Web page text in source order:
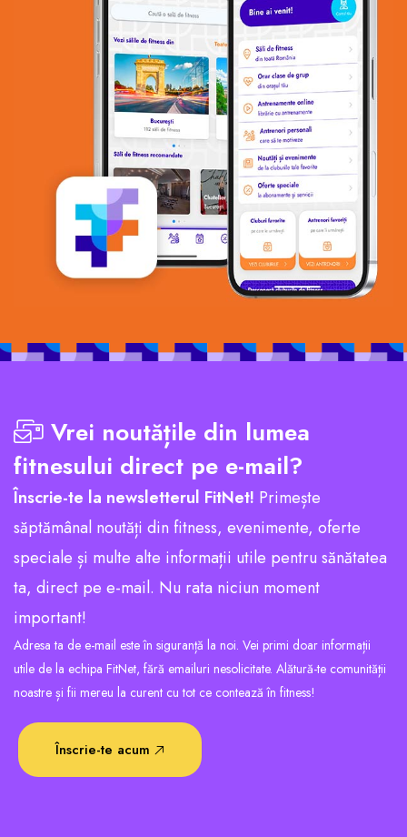
Vrei noutățile din lumea
fitnesului direct pe e-mail?
Înscrie-te la newsletterul FitNet! Primește
săptămânal noutăți din fitness, evenimente, oferte
speciale și multe alte informații utile pentru sănătatea
ta, direct pe e-mail. Nu rata niciun moment
important!
Adresa ta de e-mail este în siguranță la noi. Vei primi doar informații
utile de la echipa FitNet, fără emailuri nesolicitate. Alătură-te comunității
noastre și fii mereu la curent cu tot ce contează în fitness!
Înscrie-te acum